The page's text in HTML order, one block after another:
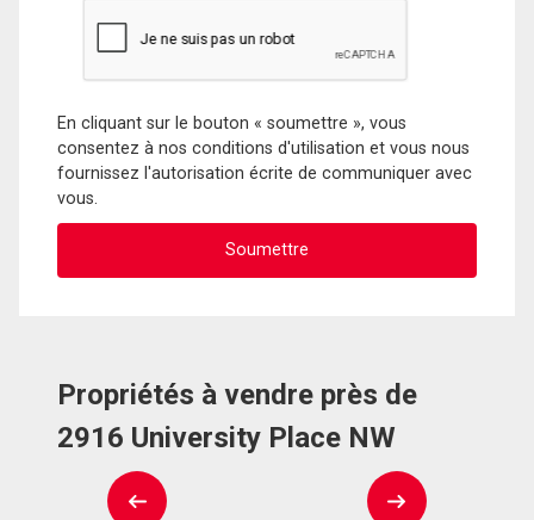
En cliquant sur le bouton « soumettre », vous
consentez à nos conditions d'utilisation et vous nous
fournissez l'autorisation écrite de communiquer avec
vous.
Propriétés à vendre près de
2916 University Place NW